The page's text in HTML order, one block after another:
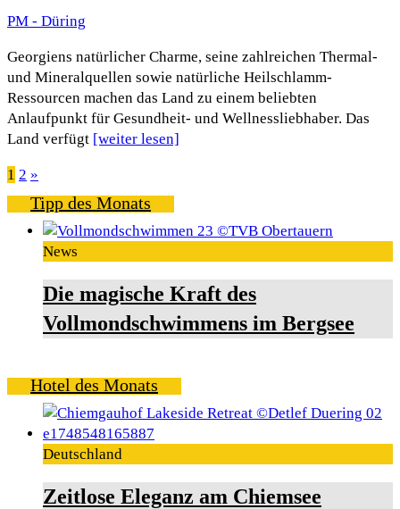
PM - Düring
Georgiens natürlicher Charme, seine zahlreichen Thermal-
und Mineralquellen sowie natürliche Heilschlamm-
Ressourcen machen das Land zu einem beliebten
Anlaufpunkt für Gesundheit- und Wellnessliebhaber. Das
Land verfügt [weiter lesen]
Seitennummerierung
der
Beiträge
1 2 »
Tipp des Monats
News
Die magische Kraft des
Vollmondschwimmens im Bergsee
Hotel des Monats
Deutschland
Zeitlose Eleganz am Chiemsee